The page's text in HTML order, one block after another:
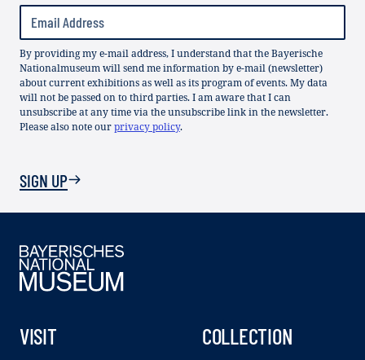
By providing my e-mail address, I understand that the Bayerische
Nationalmuseum will send me information by e-mail (newsletter)
about current exhibitions as well as its program of events. My data
will not be passed on to third parties. I am aware that I can
unsubscribe at any time via the unsubscribe link in the newsletter.
Please also note ourprivacy policy.
SIGN UP
VISIT COLLECTION